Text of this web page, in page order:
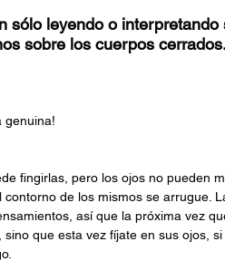
sólo leyendo o interpretando
sobre los cuerpos
genuina!
fingirlas, pero los ojos no pueden
de los mismos se arrugue.
así que la próxima vez
que esta vez fíjate en sus ojos,